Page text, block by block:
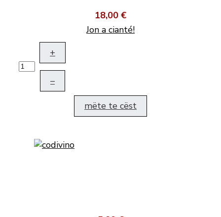
18,00 €
Jon a cianté!
+
–
mëte te cëst